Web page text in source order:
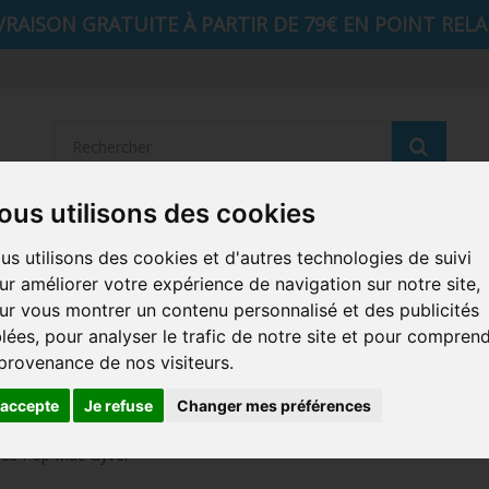
utilisons des cookies
utilisons des cookies et d'autres technologies de suivi
améliorer votre expérience de navigation sur notre site,
vous montrer un contenu personnalisé et des publicités
pour analyser le trafic de notre site et pour
de nos visiteurs.
Je refuse Changer mes préférences
GRATUITE À PARTIR DE 79€ EN POINT
AUTRES COMICS MUSIQUE SPORTS POP
FUNKO HOME FUNKO VINYL SODA RETRO
CARTE A JOUER
Pop Mac Gyver